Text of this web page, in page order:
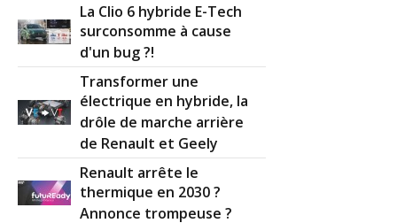
La Clio 6 hybride E-Tech
surconsomme à cause
d'un bug ?!
Transformer une
électrique en hybride, la
drôle de marche arrière
de Renault et Geely
Renault arrête le
thermique en 2030 ?
Annonce trompeuse ?